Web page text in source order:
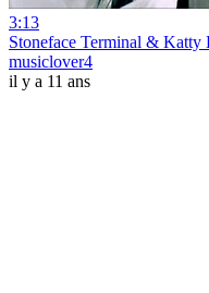
3:13
Stoneface Terminal &
musiclover4
il y a 11 ans